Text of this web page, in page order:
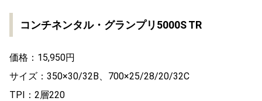
コンチネンタル・グランプリ5000S TR
価格：15,950円
サイズ：350×30/32B、700×25/28/20/32C
TPI：2層220